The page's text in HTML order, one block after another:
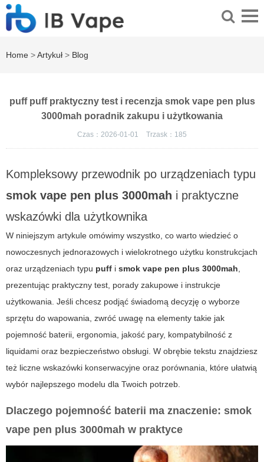
Home >Artykuł > Blog
puff puff praktyczny test i recenzja smok vape pen plus
3000mah poradnik zakupu i użytkowania
Czas：2026-01-01 Trzask： 185
Kompleksowy przewodnik po urządzeniach typu
smok vape pen plus 3000mah i praktyczne
wskazówki dla użytkownika
W niniejszym artykule omówimy wszystko, co warto wiedzieć o
nowoczesnych jednorazowych i wielokrotnego użytku konstrukcjach
oraz urządzeniach typu puff i smok vape pen plus 3000mah,
prezentując praktyczny test, porady zakupowe i instrukcje
użytkowania. Jeśli chcesz podjąć świadomą decyzję o wyborze
sprzętu do wapowania, zwróć uwagę na elementy takie jak
pojemność baterii, ergonomia, jakość pary, kompatybilność z
liquidami oraz bezpieczeństwo obsługi. W obrębie tekstu znajdziesz
też liczne wskazówki konserwacyjne oraz porównania, które ułatwią
wybór najlepszego modelu dla Twoich potrzeb.
Dlaczego pojemność baterii ma znaczenie: smok
vape pen plus 3000mah w praktyce